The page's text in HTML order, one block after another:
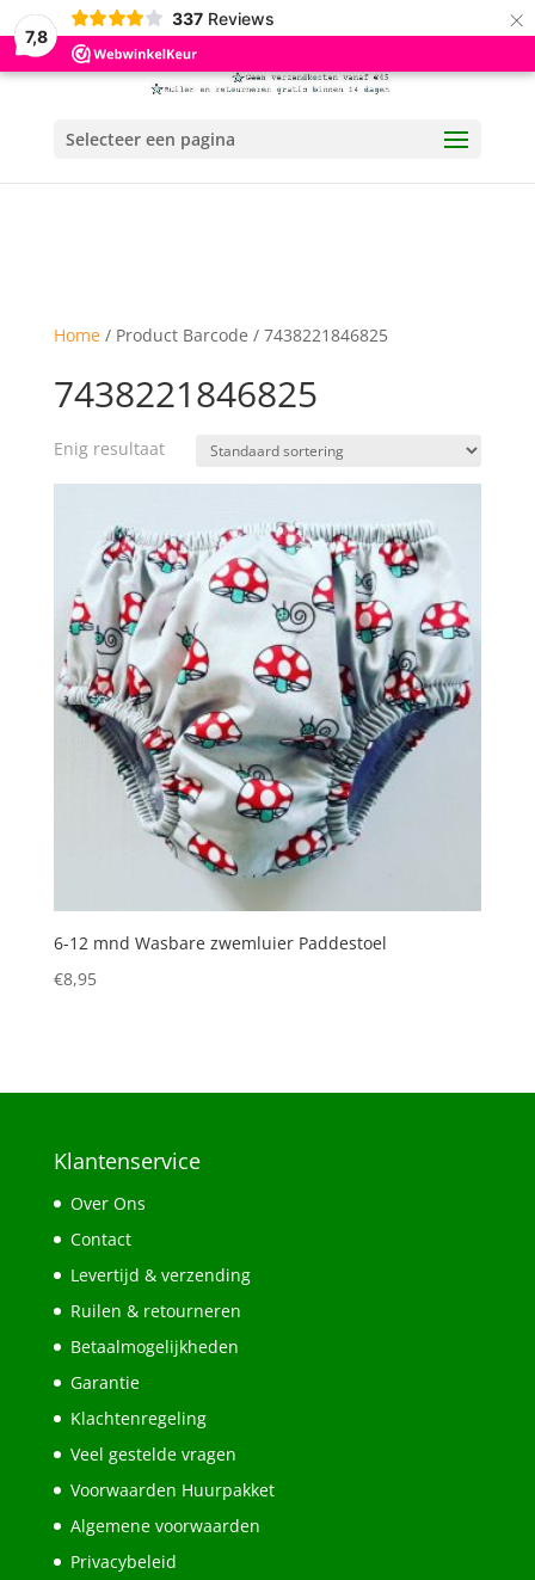
7,8
337 Reviews ×
Selecteer een pagina
Home/ Product Barcode / 7438221846825
7438221846825
Enig resultaat
6-12 mnd Wasbare zwemluier Paddestoel
€8,95
Klantenservice
Over Ons
Contact
Levertijd & verzending
Ruilen & retourneren
Betaalmogelijkheden
Garantie
Klachtenregeling
Veel gestelde vragen
Voorwaarden Huurpakket
Algemene voorwaarden
Privacybeleid